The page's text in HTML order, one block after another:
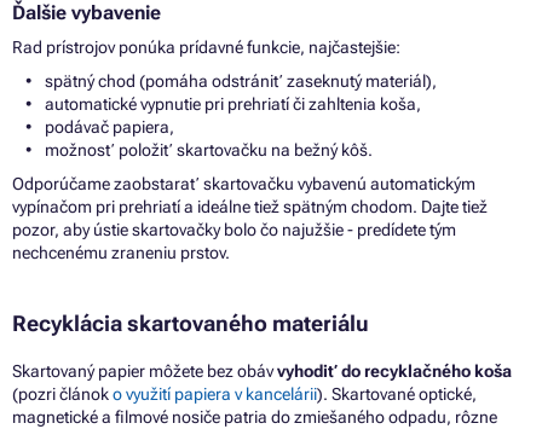
Ďalšie vybavenie
Rad prístrojov ponúka prídavné funkcie, najčastejšie:
spätný chod (pomáha odstrániť zaseknutý materiál),
automatické vypnutie pri prehriatíčizahltenia koša,
podávač papiera,
možnosť položiť skartovačku na bežný kôš.
Odporúčame zaobstarať skartovačku vybavenú automatickým
vypínačom pri prehriatía ideálne tiež spätným chodom. Dajte tiež
pozor, aby ústie skartovačky boločo najužšie - predídete tým
nechcenému zraneniu prstov.
Recyklácia skartovaného materiálu
Skartovaný papier môžete bez obávvyhodiťdorecyklačného koša
(pozri článokovyužití papiera vkancelárii). Skartované optické,
magnetickéa filmové nosiče patria dozmiešaného odpadu, rôzne